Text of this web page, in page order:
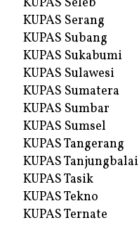
KUPAS Serang
KUPAS Subang
KUPAS Sukabumi
KUPAS Sulawesi
KUPAS Sumatera
KUPAS Sumbar
KUPAS Sumsel
KUPAS Tangerang
KUPAS Tanjungbalai
KUPAS Tasik
KUPAS Tekno
KUPAS Ternate